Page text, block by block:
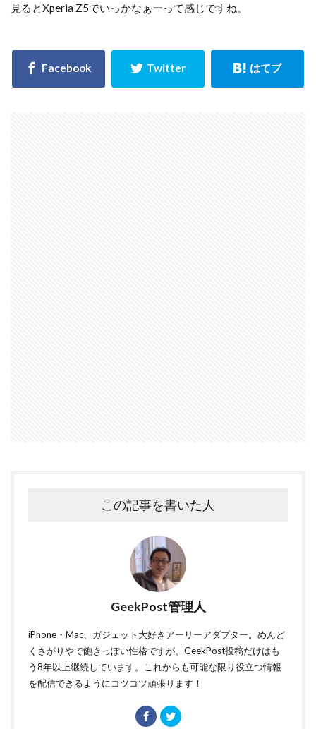
見るとXperia Z5でいっかなぁーって感じですね。
この記事を書いた人
GeekPost管理人
iPhone・Mac、ガジェット大好きアーリーアダプター。めんど
くさがりやで飽きっぽい性格ですが、GeekPost投稿だけはも
う8年以上継続しています。これからも可能な限り役立つ情報
を配信できるようにコツコツ頑張ります！